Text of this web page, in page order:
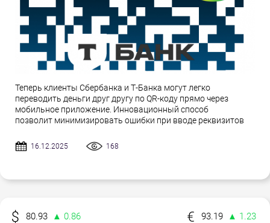
Теперь клиенты Сбербанка и Т-Банка могут легко
переводить деньги друг другу по QR-коду прямо через
мобильное приложение. Инновационный способ
позволит минимизировать ошибки при вводе реквизитов
16.12.2025 168
80.93 ▲ 0.86 93.19
▲ 1.23